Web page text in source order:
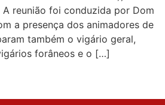
reunião foi conduzida por Dom
a presença dos animadores de
também o vigário geral,
forâneos e o […]